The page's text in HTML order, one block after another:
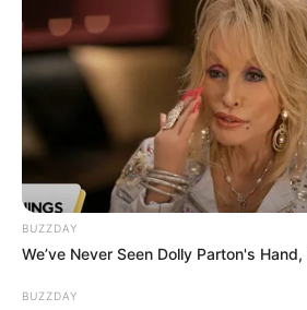
BUZZDAY
We’ve Never Seen Dolly Parton's
BUZZDAY